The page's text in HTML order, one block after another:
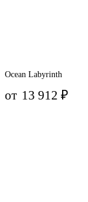
Ocean Labyrinth
от 13 912₽